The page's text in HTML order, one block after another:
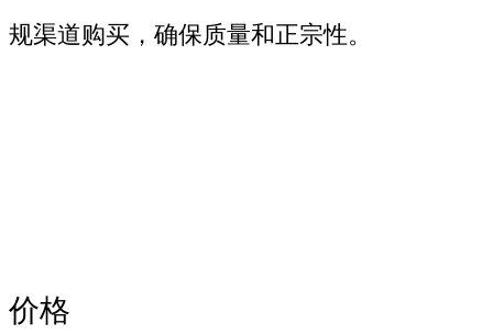
规渠道购买，确保质量和正宗性。
价格